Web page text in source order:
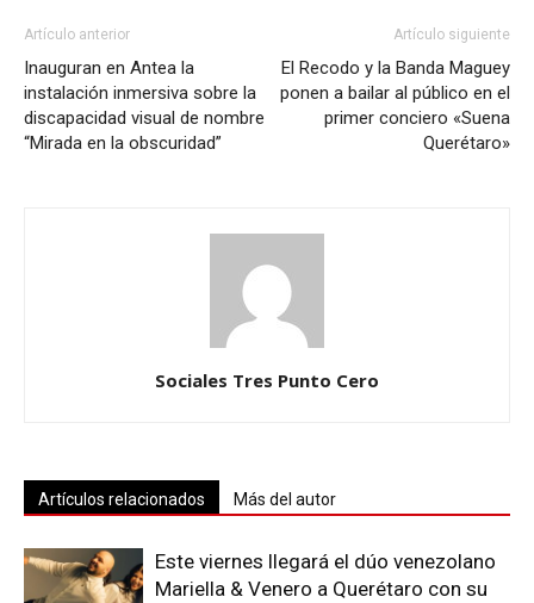
Artículo anterior
Inauguran en Antea la
instalación inmersiva sobre la
discapacidad visual de nombre
“Mirada en la obscuridad”
Artículo siguiente
El Recodo y la Banda Maguey
ponen a bailar al público en el
primer conciero «Suena
Querétaro»
Sociales Tres Punto Cero
Artículos relacionados Más del autor
Este viernes llegará el dúo venezolano
Mariella & Venero a Querétaro con su